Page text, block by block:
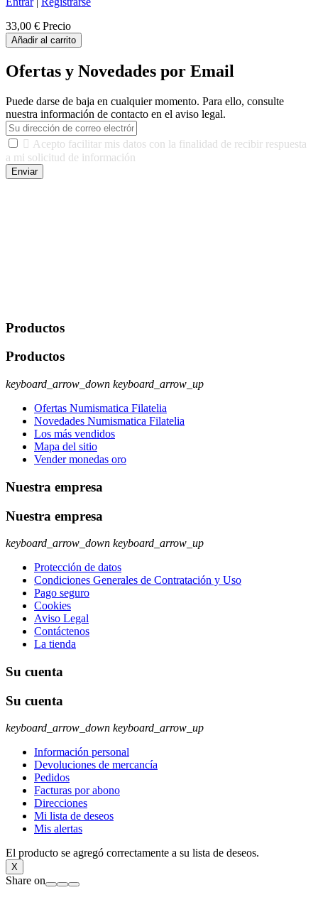
33,00 € Precio
Añadir al carrito
Ofertas y Novedades por Email
Puede darse de baja en cualquier momento. Para ello, consulte
nuestra información de contacto en el aviso legal.
 Acepto facilitar mis datos con la finalidad de recibir respuesta
a mi solicitud de información
Enviar
Productos
Productos
keyboard_arrow_down keyboard_arrow_up
Ofertas Numismatica Filatelia
Novedades Numismatica Filatelia
Los más vendidos
Mapa del sitio
Vender monedas oro
Nuestra empresa
Nuestra empresa
keyboard_arrow_down keyboard_arrow_up
Protección de datos
Condiciones Generales de Contratación y Uso
Pago seguro
Cookies
Aviso Legal
Contáctenos
La tienda
Su cuenta
Su cuenta
keyboard_arrow_down keyboard_arrow_up
Información personal
Devoluciones de mercancía
Pedidos
Facturas por abono
Direcciones
Mi lista de deseos
Mis alertas
El producto se agregó correctamente a su lista de deseos.
X
Share on